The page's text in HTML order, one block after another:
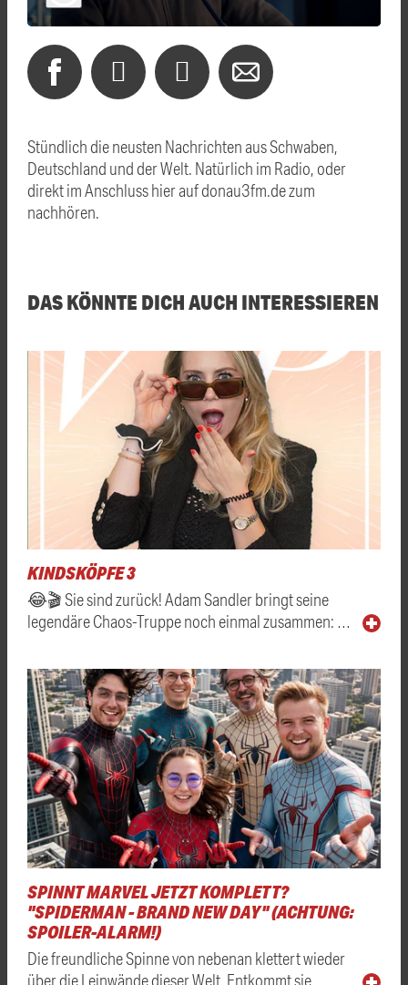
Stündlich die neusten Nachrichten aus Schwaben,
Deutschland und der Welt. Natürlich im Radio, oder
direkt im Anschluss hier auf donau3fm.de zum
nachhören.
DAS KÖNNTE DICH AUCH INTERESSIEREN
KINDSKÖPFE 3
😂🎬 Sie sind zurück! Adam Sandler bringt seine
legendäre Chaos-Truppe noch einmal zusammen: …
SPINNT MARVEL JETZT KOMPLETT?
"SPIDERMAN - BRAND NEW DAY" (ACHTUNG:
SPOILER-ALARM!)
Die freundliche Spinne von nebenan klettert wieder
über die Leinwände dieser Welt. Entkommt sie …